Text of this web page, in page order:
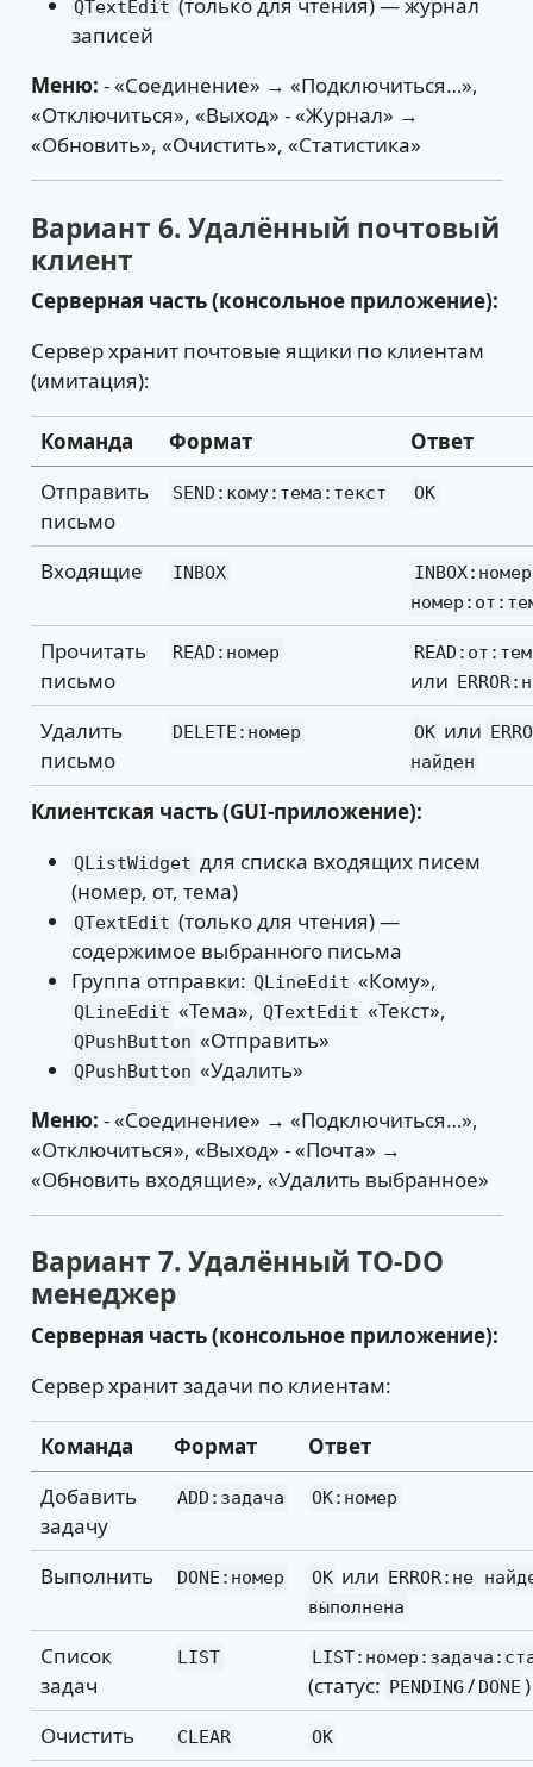
QTextEdit (только для чтения) — журнал
записей
Меню: - «Соединение» → «Подключиться…»,
«Отключиться», «Выход» - «Журнал» →
«Обновить», «Очистить», «Статистика»
Вариант 6. Удалённый почтовый
клиент
Серверная часть (консольное приложение):
Сервер хранит почтовые ящики по клиентам
(имитация):
Команда Формат
Ответ
Отправить
письмо
SEND:кому:тема:текст OK
Входящие INBOX
Прочитать
письмо
READ:номер
или
Удалить
письмо
DELETE:номер OK или
найден
Клиентская часть (GUI-приложение):
QListWidget для списка входящих писем
(номер, от, тема)
QTextEdit (только для чтения) —
содержимое выбранного письма
Группа отправки: QLineEdit «Кому»,
QLineEdit «Тема», QTextEdit «Текст»,
QPushButton «Отправить»
QPushButton «Удалить»
Меню: - «Соединение» → «Подключиться…»,
«Отключиться», «Выход» - «Почта» →
«Обновить входящие», «Удалить выбранное»
Вариант 7. Удалённый TO-DO
менеджер
Серверная часть (консольное приложение):
Сервер хранит задачи по клиентам:
Команда Формат
Ответ
Добавить
задачу
ADD:задача OK:номер
Выполнить DONE:номер OK или ERROR:не
выполнена
Список
задач
LIST
(статус: PENDING / DONE )
Очистить
CLEAR OK